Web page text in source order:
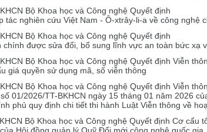
Bộ Khoa học và Công nghệ Quyết định
nghiên cứu Việt Nam - Ô-xtrây-li-a về công nghệ
Bộ Khoa học và Công nghệ Quyết định
được sửa đổi, bổ sung lĩnh vực an toàn bức
Bộ Khoa học và Công nghệ Quyết định Viễn
giá quyền sử dụng mã, số viễn thông
Bộ Khoa học và Công nghệ Quyết định Viễn
01/2026/TT-BKHCN ngày 15 tháng 01 năm 2026
phủ quy định chi tiết thi hành Luật Viễn thông về
Bộ Khoa học và Công nghệ Quyết định Cơ cấu